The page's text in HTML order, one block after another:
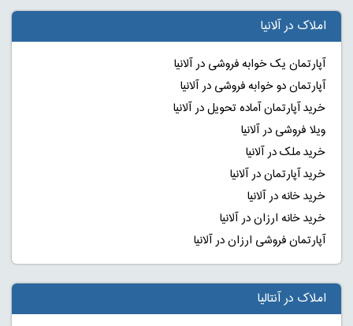
املاک در آلانیا
آپارتمان یک خوابه فروشی در آلانیا
آپارتمان دو خوابه فروشی در آلانیا
خرید آپارتمان آماده تحویل در آلانیا
ویلا فروشی در آلانیا
خرید ملک در آلانیا
خرید آپارتمان در آلانیا
خرید خانه در آلانیا
خرید خانه ارزان در آلانیا
آپارتمان فروشی ارزان در آلانیا
املاک در آنتالیا